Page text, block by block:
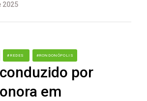
2025
#REDES #RONDONÓPOLIS
por
em